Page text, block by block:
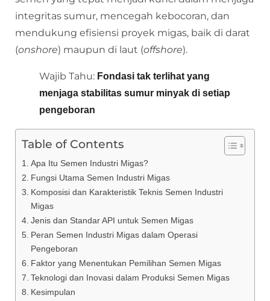
integritas sumur, mencegah kebocoran, dan
mendukung efisiensi proyek migas, baik di darat
(onshore) maupun di laut (offshore).
Wajib Tahu: Fondasi tak terlihat yang
menjaga stabilitas sumur minyak di setiap
pengeboran
Table of Contents
Apa Itu Semen Industri Migas?
Fungsi Utama Semen Industri Migas
Komposisi dan Karakteristik Teknis Semen Industri
Migas
Jenis dan Standar API untuk Semen Migas
Peran Semen Industri Migas dalam Operasi
Pengeboran
Faktor yang Menentukan Pemilihan Semen Migas
Teknologi dan Inovasi dalam Produksi Semen Migas
Kesimpulan